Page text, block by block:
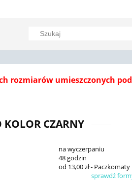
rozmiarów umieszczonych
CZARNY
na wyczerpaniu
48 godzin
od 13,00 zł- Paczkomaty
sprawdź